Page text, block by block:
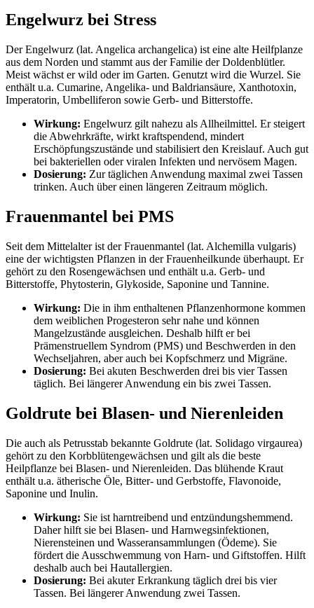
Engelwurz bei Stress
Der Engelwurz (lat. Angelica archangelica) ist eine alte Heilfplanze
aus dem Norden und stammt aus der Familie der Doldenblütler.
Meist wächst er wild oder im Garten. Genutzt wird die Wurzel. Sie
enthält u.a. Cumarine, Angelika- und Baldriansäure, Xanthotoxin,
Imperatorin, Umbelliferon sowie Gerb- und Bitterstoffe.
Wirkung: Engelwurz gilt nahezu als Allheilmittel. Er steigert
die Abwehrkräfte, wirkt kraftspendend, mindert
Erschöpfungszustände und stabilisiert den Kreislauf. Auch gut
bei bakteriellen oder viralen Infekten und nervösem Magen.
Dosierung: Zur täglichen Anwendung maximal zwei Tassen
trinken. Auch über einen längeren Zeitraum möglich.
Frauenmantel bei PMS
Seit dem Mittelalter ist der Frauenmantel (lat. Alchemilla vulgaris)
eine der wichtigsten Pflanzen in der Frauenheilkunde überhaupt. Er
gehört zu den Rosengewächsen und enthält u.a. Gerb- und
Bitterstoffe, Phytosterin, Glykoside, Saponine und Tannine.
Wirkung: Die in ihm enthaltenen Pflanzenhormone kommen
dem weiblichen Progesteron sehr nahe und können
Mangelzustände ausgleichen. Deshalb hilft er bei
Prämenstruellem Syndrom (PMS) und Beschwerden in den
Wechseljahren, aber auch bei Kopfschmerz und Migräne.
Dosierung: Bei akuten Beschwerden drei bis vier Tassen
täglich. Bei längerer Anwendung ein bis zwei Tassen.
Goldrute bei Blasen- und Nierenleiden
Die auch als Petrusstab bekannte Goldrute (lat. Solidago virgaurea)
gehört zu den Korbblütengewächsen und gilt als die beste
Heilpflanze bei Blasen- und Nierenleiden. Das blühende Kraut
enthält u.a. ätherische Öle, Bitter- und Gerbstoffe, Flavonoide,
Saponine und Inulin.
Wirkung: Sie ist harntreibend und entzündungshemmend.
Daher hilft sie bei Blasen- und Harnwegsinfektionen,
Nierensteinen und Wasseransammlungen (Ödeme). Sie
fördert die Ausschwemmung von Harn- und Giftstoffen. Hilft
deshalb auch bei Hautallergien.
Dosierung: Bei akuter Erkrankung täglich drei bis vier
Tassen. Bei längerer Anwendung zwei Tassen.